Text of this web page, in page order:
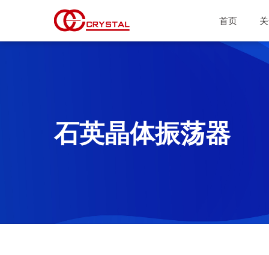
首页
石英晶体振荡器